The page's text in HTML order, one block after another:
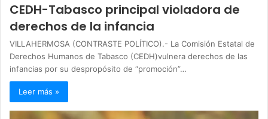
CEDH-Tabasco principal violadora de
derechos de la infancia
VILLAHERMOSA (CONTRASTE POLÍTICO).- La Comisión Estatal de
Derechos Humanos de Tabasco (CEDH)vulnera derechos de las
infancias por su despropósito de “promoción”…
Leer más »